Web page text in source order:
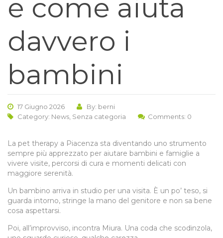
e come aiuta
davvero i
bambini
17 Giugno 2026
By: berni
Category: News Senza categoria Comments: 0
La pet therapy a Piacenza sta diventando uno strumento
sempre più apprezzato per aiutare bambini e famiglie a
vivere visite, percorsi di cura e momenti delicati con
maggiore serenità.
Un bambino arriva in studio per una visita. È un po’ teso, si
guarda intorno, stringe la mano del genitore e non sa bene
cosa aspettarsi.
Poi, all’improvviso, incontra Miura. Una coda che scodinzola,